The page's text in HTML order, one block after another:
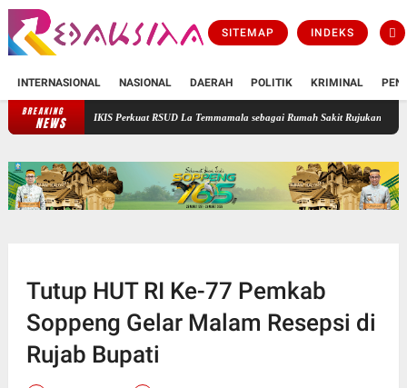
SITEMAP INDEKS
INTERNASIONAL NASIONAL DAERAH POLITIK KRIMINAL
BREAKING
NEWS
PSIKIS Perkuat RSUD La Temmamala sebagai Rumah Sakit Rujukan Kesehatan Jiwa
Tutup HUT RI Ke-77 Pemkab
Soppeng Gelar Malam Resepsi di
Rujab Bupati